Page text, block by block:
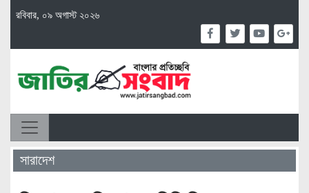
রবিবার, ০৯ অগাস্ট ২০২৬
সারাদেশ